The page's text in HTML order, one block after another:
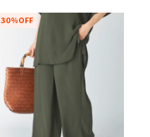
30%OFF